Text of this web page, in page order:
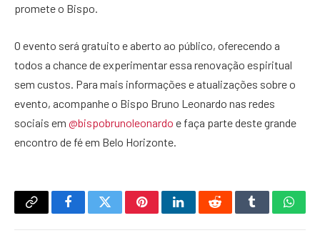
promete o Bispo.
O evento será gratuito e aberto ao público, oferecendo a
todos a chance de experimentar essa renovação espiritual
sem custos. Para mais informações e atualizações sobre o
evento, acompanhe o Bispo Bruno Leonardo nas redes
sociais em @bispobrunoleonardo e faça parte deste grande
encontro de fé em Belo Horizonte.
Copy
FacebookTwitterPinterestLinkedInRedditTumblr